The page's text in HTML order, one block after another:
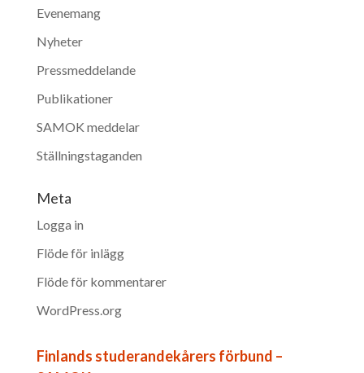
Evenemang
Nyheter
Pressmeddelande
Publikationer
SAMOK meddelar
Ställningstaganden
Meta
Logga in
Flöde för inlägg
Flöde för kommentarer
WordPress.org
Finlands studerandekårers förbund –